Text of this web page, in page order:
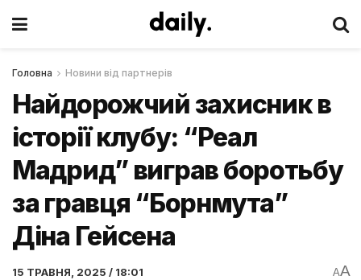
Головна Новини від партнерів
Найдорожчий захисник в
історії клубу: “Реал
Мадрид” виграв боротьбу
за гравця “Борнмута”
Діна Гейсена
15 ТРАВНЯ, 2025 / 18:01 AA